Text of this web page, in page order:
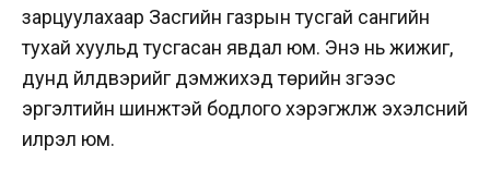
зарцуулахаар Засгийн газрын тусгай сангийн
тухай хуульд тусгасан явдал юм. Энэ нь жижиг,
дунд үйлдвэрийг дэмжихэд төрийн зүгээс
эргэлтийн шинжтэй бодлого хэрэгжүүлж эхэлсний
илрэл юм.